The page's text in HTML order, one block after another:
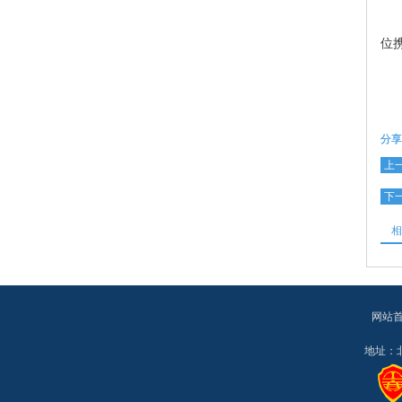
位
分
上
下
网站
地址：